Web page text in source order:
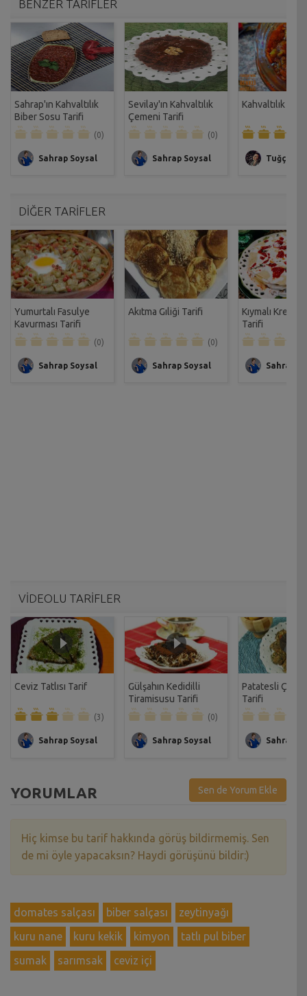
BENZER TARİFLER
Sahrap'ın Kahvaltılık
Biber Sosu Tarifi
(0)
Sahrap Soysal
Sevilay'ın Kahvaltılık
Çemeni Tarifi
(0)
Sahrap Soysal
Kahvaltılık Sos
Tuğçe
DİĞER TARİFLER
Yumurtalı Fasulye
Kavurması Tarifi
(0)
Sahrap Soysal
Akıtma Gıliği Tarifi
(0)
Sahrap Soysal
Kıymalı Krep
Tarifi
Sahrap
VİDEOLU TARİFLER
Ceviz Tatlısı Tarif
(3)
Sahrap Soysal
Gülşahın Kedidilli
Tiramisusu Tarifi
(0)
Sahrap Soysal
Patatesli Çıtır
Tarifi
Sahrap
YORUMLAR Sen de Yorum Ekle
Hiç kimse bu tarif hakkında görüş bildirmemiş. Sen
de mi öyle yapacaksın? Haydi görüşünü bildir:)
domates salçası biber salçası
zeytinyağı
kuru nane
kuru kekik kimyon
tatlı pul biber
sumak
sarımsak ceviz içi